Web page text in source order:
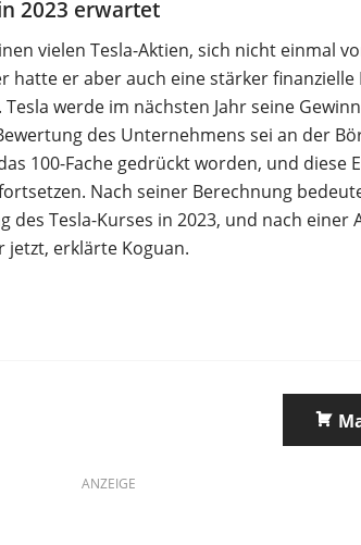
2023 erwartet
vielen Tesla-Aktien, sich nicht einmal
hatte er aber auch eine stärker
werde im nächsten Jahr seine
des Unternehmens sei an der
100-Fache gedrückt worden, und diese
Nach seiner Berechnung
Tesla-Kurses in 2023, und nach einer
jetzt, erklärte Koguan.
ANZEIGE